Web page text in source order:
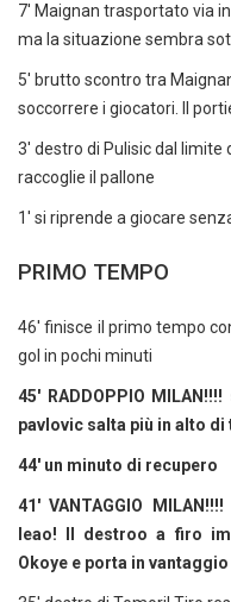
7' Maignan trasportato via
ma la situazione sembra
5' brutto scontro tra
soccorrere i giocatori. Il
3' destro di Pulisic dal limite
raccoglie il pallone
1' si riprende a giocare
PRIMO TEMPO
46' finisce il primo tempo
gol in pochi minuti
45' RADDOPPIO
pavlovic salta più in alto
44' un minuto di recupero
41' VANTAGGIO
leao! Il destroo a firo
Okoye e porta in